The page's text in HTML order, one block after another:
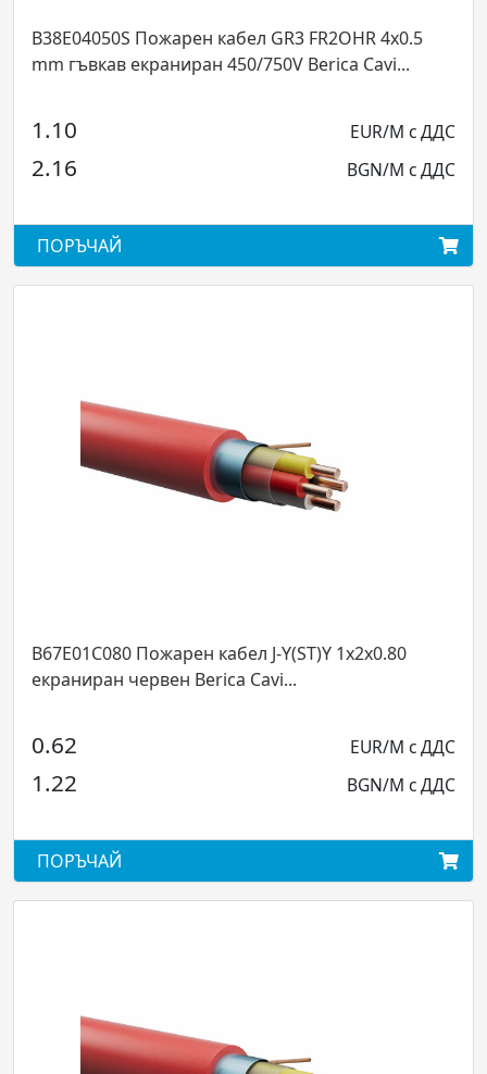
B38E04050S Пожарен кабел GR3 FR2OHR 4x0.5
mm гъвкав екраниран 450/750V Berica Cavi...
1.10 EUR/M с ДДС
2.16 BGN/M с ДДС
ПОРЪЧАЙ
B67E01C080 Пожарен кабел J-Y(ST)Y 1x2x0.80
екраниран червен Berica Cavi...
0.62 EUR/M с ДДС
1.22 BGN/M с ДДС
ПОРЪЧАЙ